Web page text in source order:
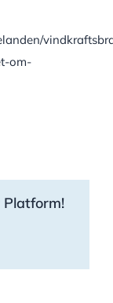
om-
Platform!